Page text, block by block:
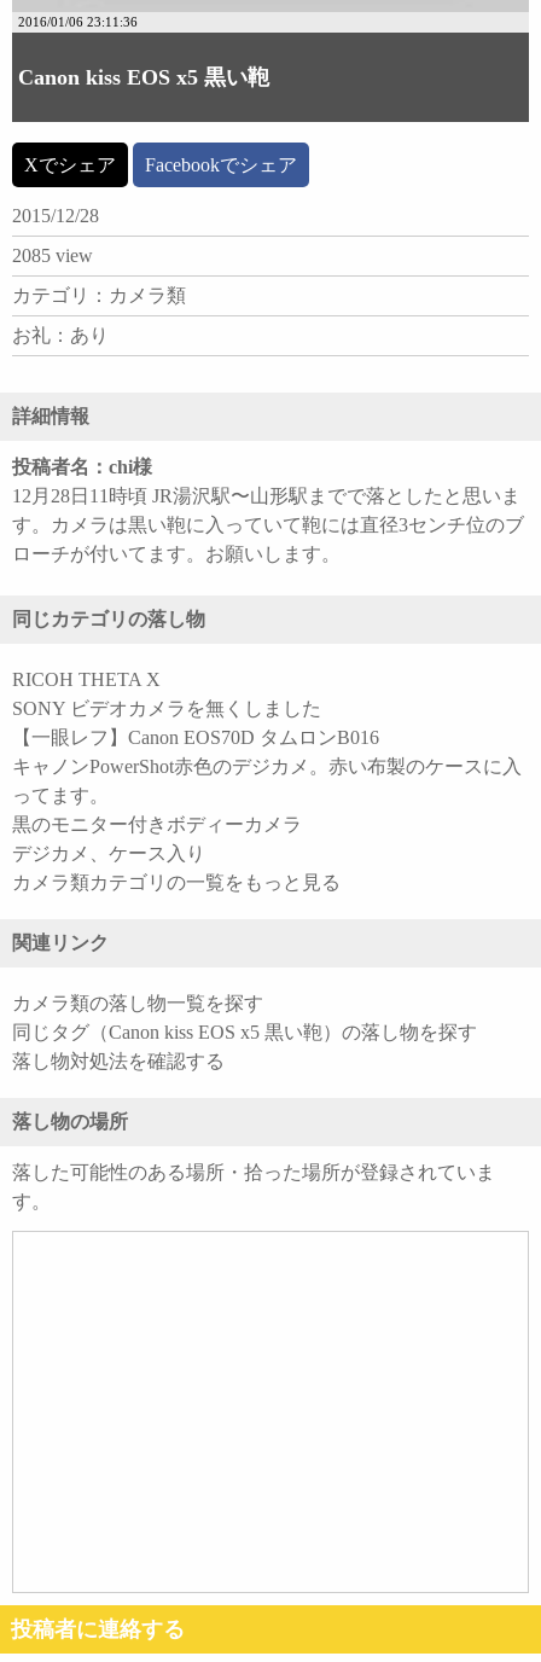
2016/01/06 23:11:36
Canon kiss EOS x5 黒い鞄
Xでシェア Facebookでシェア
2015/12/28
2085 view
カテゴリ：カメラ類
お礼：あり
詳細情報
投稿者名：chi様
12月28日11時頃 JR湯沢駅〜山形駅までで落としたと思いま
す。カメラは黒い鞄に入っていて鞄には直径3センチ位のブ
ローチが付いてます。お願いします。
同じカテゴリの落し物
RICOH THETA X
SONY ビデオカメラを無くしました
【一眼レフ】Canon EOS70D タムロンB016
キャノンPowerShot赤色のデジカメ。赤い布製のケースに入
ってます。
黒のモニター付きボディーカメラ
デジカメ、ケース入り
カメラ類カテゴリの一覧をもっと見る
関連リンク
カメラ類の落し物一覧を探す
同じタグ（Canon kiss EOS x5 黒い鞄）の落し物を探す
落し物対処法を確認する
落し物の場所
落した可能性のある場所・拾った場所が登録されていま
す。
投稿者に連絡する